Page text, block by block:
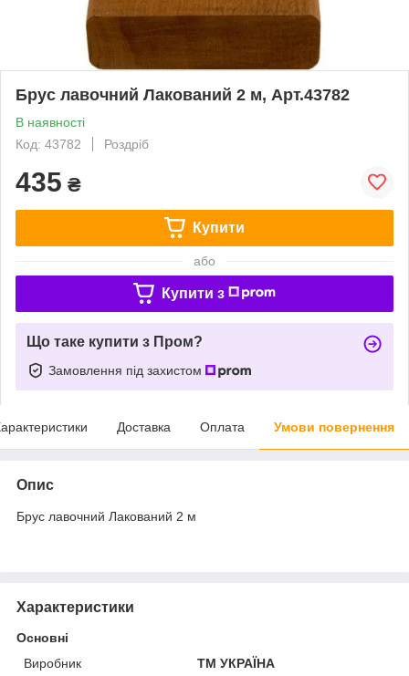
Брус лавочний Лакований 2 м, Арт.43782
В наявності
Код: 43782
Роздріб
435 ₴
Купити
або
Купити з
Що таке купити з Пром?
Замовлення під захистом
Доставка Оплата Умови повернення
Опис
Брус лавочний Лакований 2 м
Характеристики
Основні
Виробник
ТМ УКРАЇНА